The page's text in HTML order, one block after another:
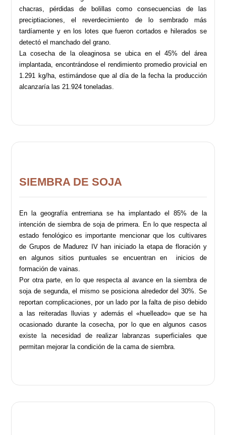
chacras, pérdidas de bolillas como consecuencias de las
preciptiaciones, el reverdecimiento de lo sembrado más
tardíamente y en los lotes que fueron cortados e hilerados se
detectó el manchado del grano.
La cosecha de la oleaginosa se ubica en el 45% del área
implantada, encontrándose el rendimiento promedio provicial en
1.291 kg/ha, estimándose que al día de la fecha la producción
alcanzaría las 21.924 toneladas.
SIEMBRA DE SOJA
En la geografía entrerriana se ha implantado el 85% de la
intención de siembra de soja de primera. En lo que respecta al
estado fenológico es importante mencionar que los cultivares
de Grupos de Madurez IV han iniciado la etapa de floración y
en algunos sitios puntuales se encuentran en inicios de
formación de vainas.
Por otra parte, en lo que respecta al avance en la siembra de
soja de segunda, el mismo se posiciona alrededor del 30%. Se
reportan complicaciones, por un lado por la falta de piso debido
a las reiteradas lluvias y además el «huelleado» que se ha
ocasionado durante la cosecha, por lo que en algunos casos
existe la necesidad de realizar labranzas superficiales que
permitan mejorar la condición de la cama de siembra.